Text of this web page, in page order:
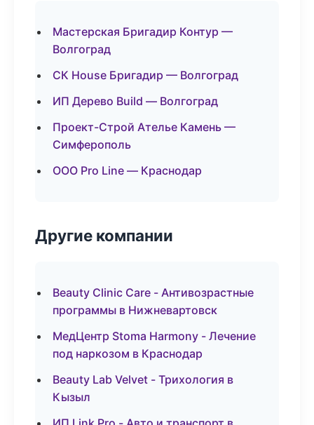
Мастерская Бригадир Контур —
Волгоград
СК House Бригадир — Волгоград
ИП Дерево Build — Волгоград
Проект-Строй Ателье Камень —
Симферополь
ООО Pro Line — Краснодар
Другие компании
Beauty Clinic Care - Антивозрастные
программы в Нижневартовск
МедЦентр Stoma Harmony - Лечение
под наркозом в Краснодар
Beauty Lab Velvet - Трихология в
Кызыл